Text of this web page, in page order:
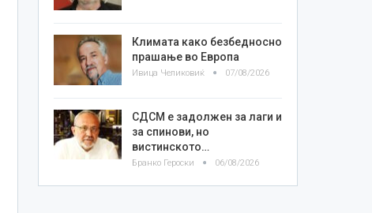
Климата како безбедносно
прашање во Европа
Ивица Челиковиќ 07/08/2026
СДСМ е задолжен за лаги и
за спинови, но
вистинското…
Бранко Героски 06/08/2026